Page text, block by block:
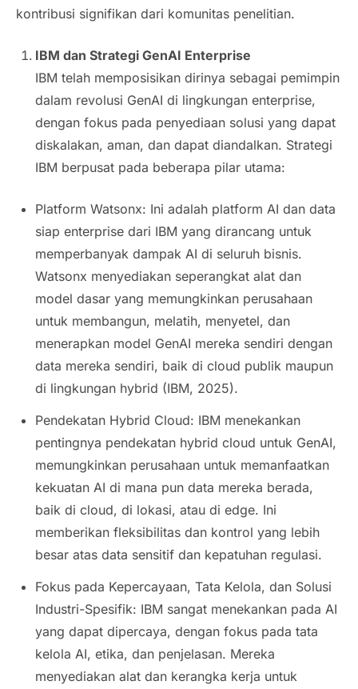
kontribusi signifikan dari komunitas penelitian.
IBM dan Strategi GenAI Enterprise
IBM telah memposisikan dirinya sebagai pemimpin
dalam revolusi GenAI di lingkungan enterprise,
dengan fokus pada penyediaan solusi yang dapat
diskalakan, aman, dan dapat diandalkan. Strategi
IBM berpusat pada beberapa pilar utama:
Platform Watsonx: Ini adalah platform AI dan data
siap enterprise dari IBM yang dirancang untuk
memperbanyak dampak AI di seluruh bisnis.
Watsonx menyediakan seperangkat alat dan
model dasar yang memungkinkan perusahaan
untuk membangun, melatih, menyetel, dan
menerapkan model GenAI mereka sendiri dengan
data mereka sendiri, baik di cloud publik maupun
di lingkungan hybrid (IBM, 2025).
Pendekatan Hybrid Cloud: IBM menekankan
pentingnya pendekatan hybrid cloud untuk GenAI,
memungkinkan perusahaan untuk memanfaatkan
kekuatan AI di mana pun data mereka berada,
baik di cloud, di lokasi, atau di edge. Ini
memberikan fleksibilitas dan kontrol yang lebih
besar atas data sensitif dan kepatuhan regulasi.
Fokus pada Kepercayaan, Tata Kelola, dan Solusi
Industri-Spesifik: IBM sangat menekankan pada AI
yang dapat dipercaya, dengan fokus pada tata
kelola AI, etika, dan penjelasan. Mereka
menyediakan alat dan kerangka kerja untuk